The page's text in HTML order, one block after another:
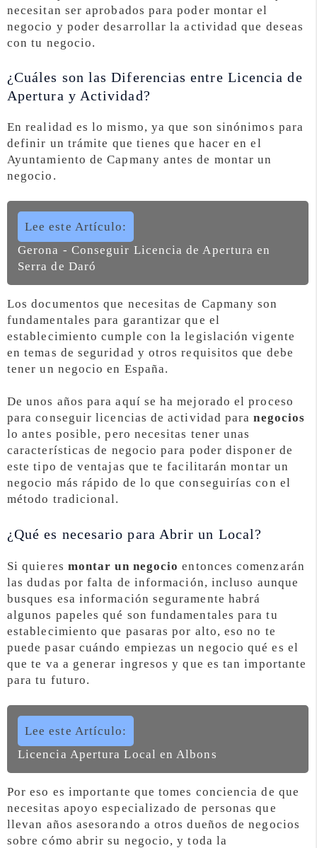
necesitan ser aprobados para poder montar el
negocio y poder desarrollar la actividad que deseas
con tu negocio.
¿Cuáles son las Diferencias entre Licencia de
Apertura y Actividad?
En realidad es lo mismo, ya que son sinónimos para
definir un trámite que tienes que hacer en el
Ayuntamiento de Capmany antes de montar un
negocio.
Lee este Artículo:
Gerona - Conseguir Licencia de Apertura en
Serra de Daró
Los documentos que necesitas de Capmany son
fundamentales para garantizar que el
establecimiento cumple con la legislación vigente
en temas de seguridad y otros requisitos que debe
tener un negocio en España.
De unos años para aquí se ha mejorado el proceso
para conseguir licencias de actividad paranegocios
lo antes posible, pero necesitas tener unas
características de negocio para poder disponer de
este tipo de ventajas que te facilitarán montar un
negocio más rápido de lo que conseguirías con el
método tradicional.
¿Qué es necesario para Abrir un Local?
Si quieres montar un negocio entonces comenzarán
las dudas por falta de información, incluso aunque
busques esa información seguramente habrá
algunos papeles qué son fundamentales para tu
establecimiento que pasaras por alto, eso no te
puede pasar cuándo empiezas un negocio qué es el
que te va a generar ingresos y que es tan importante
para tu futuro.
Lee este Artículo:
Licencia Apertura Local en Albons
Por eso es importante que tomes conciencia de que
necesitas apoyo especializado de personas que
llevan años asesorando a otros dueños de negocios
sobre cómo abrir su negocio, y toda la